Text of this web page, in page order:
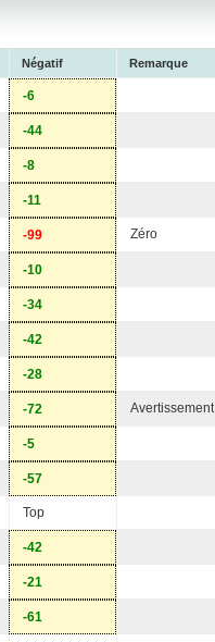
Négatif Remarque
-6
-44
-8
-11
-99 Zéro
-10
-34
-42
-28
-72 Avertissement
-5
-57
Top
-42
-21
-61